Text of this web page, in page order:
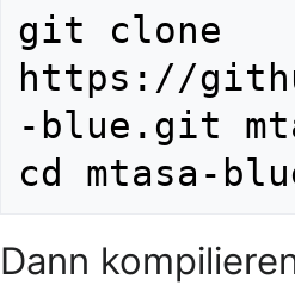
git clone
https://
-blue.git
Dann